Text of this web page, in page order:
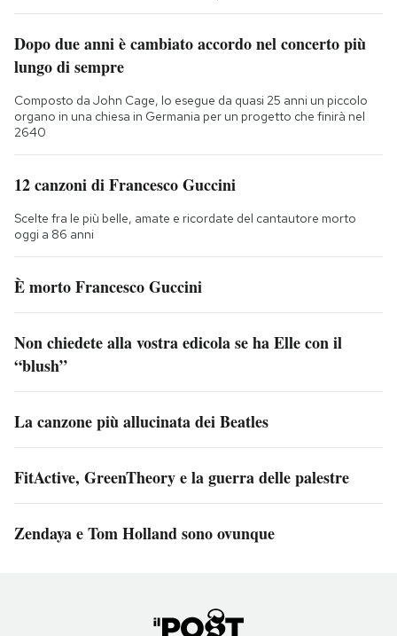
Dopo due anni è cambiato accordo nel concerto più
lungo di sempre
Composto da John Cage, lo esegue da quasi 25 anni un piccolo
organo in una chiesa in Germania per un progetto che finirà nel
2640
12 canzoni di Francesco Guccini
Scelte fra le più belle, amate e ricordate del cantautore morto
oggi a 86 anni
È morto Francesco Guccini
Non chiedete alla vostra edicola se ha Elle con il
“blush”
La canzone più allucinata dei Beatles
FitActive, GreenTheory e la guerra delle palestre
Zendaya e Tom Holland sono ovunque